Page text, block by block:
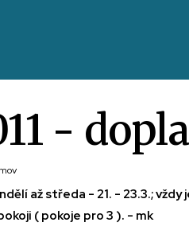
-
až středa - 21. - 23.3.;
( pokoje pro 3 ). - mk